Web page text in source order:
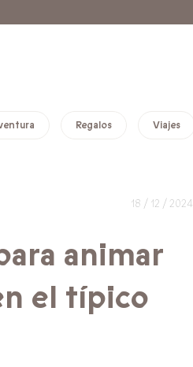
Regalos Viajes
18 / 12 / 2024
animar
el típico